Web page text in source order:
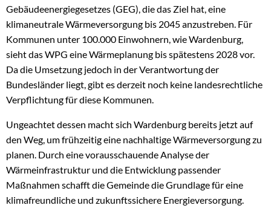
Gebäudeenergiegesetzes (GEG), die das Ziel hat, eine
klimaneutrale Wärmeversorgung bis 2045 anzustreben. Für
Kommunen unter 100.000 Einwohnern, wie Wardenburg,
sieht das WPG eine Wärmeplanung bis spätestens 2028 vor.
Da die Umsetzung jedoch in der Verantwortung der
Bundesländer liegt, gibt es derzeit noch keine landesrechtliche
Verpflichtung für diese Kommunen.
Ungeachtet dessen macht sich Wardenburg bereits jetzt auf
den Weg, um frühzeitig eine nachhaltige Wärmeversorgung zu
planen. Durch eine vorausschauende Analyse der
Wärmeinfrastruktur und die Entwicklung passender
Maßnahmen schafft die Gemeinde die Grundlage für eine
klimafreundliche und zukunftssichere Energieversorgung.